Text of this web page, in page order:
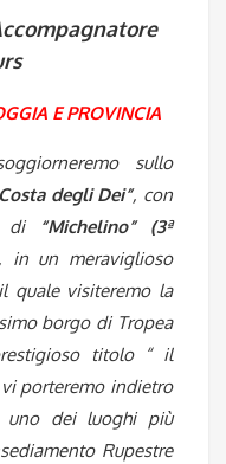
E PROVINCIA
sullo
degli Dei”, con
di
“Michelino” (3ª
un meraviglioso
quale visiteremo la
borgo di Tropea
titolo “ il
porteremo indietro
uno dei luoghi più
Rupestre